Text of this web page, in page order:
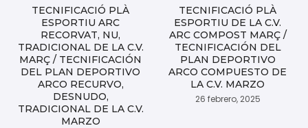
TECNIFICACIÓ PLÀ
ESPORTIU ARC
RECORVAT, NU,
TRADICIONAL DE LA C.V.
MARÇ / TECNIFICACIÓN
DEL PLAN DEPORTIVO
ARCO RECURVO,
DESNUDO,
TRADICIONAL DE LA C.V.
MARZO
TECNIFICACIÓ PLÀ
ESPORTIU DE LA C.V.
ARC COMPOST MARÇ /
TECNIFICACIÓN DEL
PLAN DEPORTIVO
ARCO COMPUESTO DE
LA C.V. MARZO
26 febrero, 2025